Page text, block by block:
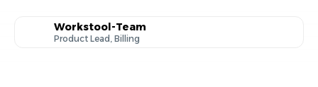
Workstool-Team
Product Lead, Billing